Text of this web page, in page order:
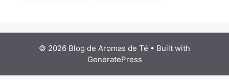
© 2026 Blog de Aromas de Té • Built with
GeneratePress